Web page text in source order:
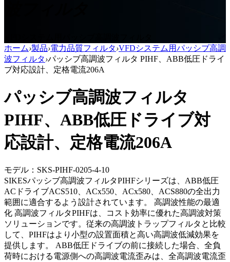
ホーム›製品›電力品質フィルタ›VFDシステム用パッシブ高調
波フィルタ›パッシブ高調波フィルタ PIHF、ABB低圧ドライ
ブ対応設計、定格電流206A
パッシブ高調波フィルタ
PIHF、ABB低圧ドライブ対
応設計、定格電流206A
モデル：SKS-PIHF-0205-4-10
SIKESパッシブ高調波フィルタPIHFシリーズは、ABB低圧
ACドライブACS510、ACx550、ACx580、ACS880の全出力
範囲に適合するよう設計されています。 高調波性能の最適
化 高調波フィルタPIHFは、コスト効率に優れた高調波対策
ソリューションです。従来の高調波トラップフィルタと比較
して、PIHFはより小型の設置面積と高い高調波低減効果を
提供します。 ABB低圧ドライブの前に接続した場合、全負
荷時における電源側への高調波電流歪みは、全高調波電流歪